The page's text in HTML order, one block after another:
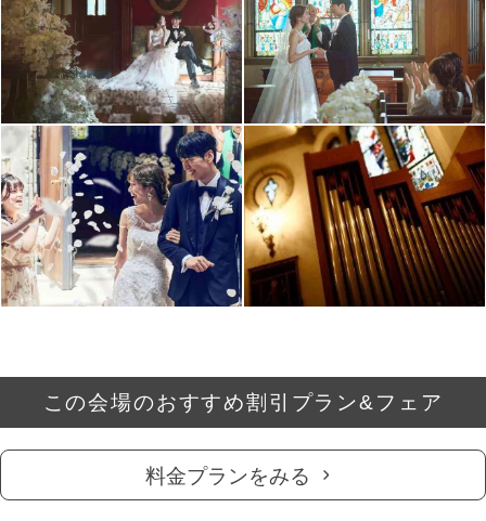
この会場のおすすめ割引プラン&フェア
料金プランをみる